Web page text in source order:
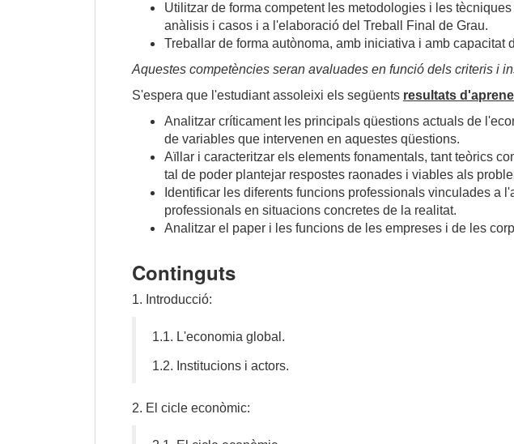
Utilitzar de forma competent les metodologies i les
anàlisis i casos i a l'elaboració del Treball Final de Grau.
Treballar de forma autònoma, amb iniciativa i amb
Aquestes competències seran avaluades en funció dels criteris i
S'espera que l'estudiant assoleixi els següents resultats
Analitzar críticament les principals qüestions actuals de
de variables que intervenen en aquestes qüestions.
Aïllar i caracteritzar els elements fonamentals, tant teòrics
tal de poder plantejar respostes raonades i viables als
Identificar les diferents funcions professionals vinculades
professionals en situacions concretes de la realitat.
Analitzar el paper i les funcions de les empreses i de les
Continguts
1. Introducció:
1.1. L'economia global.
1.2. Institucions i actors.
2. El cicle econòmic: